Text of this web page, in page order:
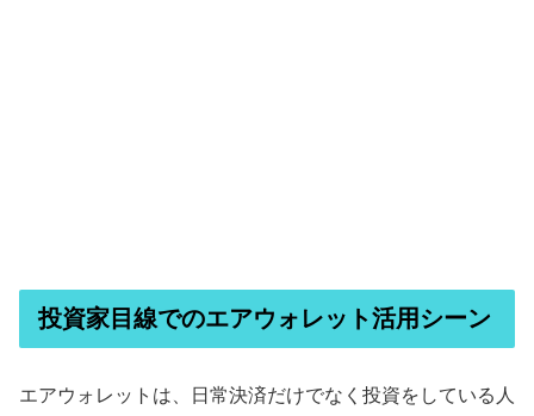
投資家目線でのエアウォレット活用シーン
エアウォレットは、日常決済だけでなく投資をしている人